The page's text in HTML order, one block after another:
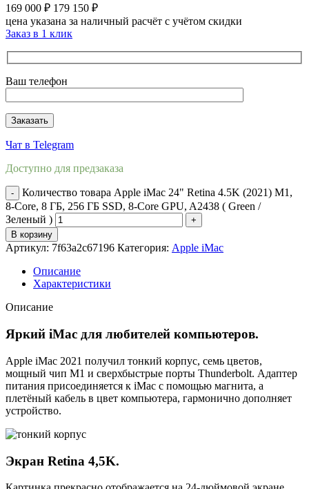
169 000 ₽ 179 150 ₽
цена указана за наличный расчёт с учётом скидки
Заказ в 1 клик
Ваш телефон
Чат в Telegram
Доступно для предзаказа
Количество товара Apple iMac 24" Retina 4.5K (2021) M1,
8-Core, 8 ГБ, 256 ГБ SSD, 8-Core GPU, A2438 ( Green /
Зеленый )
В корзину
Артикул: 7f63a2c67196 Категория: Apple iMac
Описание
Характеристики
Описание
Яркий iMac для любителей компьютеров.
Apple iMac 2021 получил тонкий корпус, семь цветов,
мощный чип М1 и сверхбыстрые порты Thunderbolt. Адаптер
питания присоединяется к iMac с помощью магнита, а
плетёный кабель в цвет компьютера, гармонично дополняет
устройство.
Экран Retina 4,5K.